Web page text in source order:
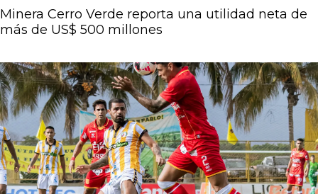
Minera Cerro Verde reporta una utilidad neta de
más de US$ 500 millones